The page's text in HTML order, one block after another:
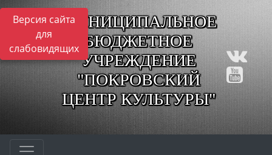
Версия сайта
для
слабовидящих
МУНИЦИПАЛЬНОЕ
БЮДЖЕТНОЕ
УЧРЕЖДЕНИЕ
"ПОКРОВСКИЙ
ЦЕНТР КУЛЬТУРЫ"